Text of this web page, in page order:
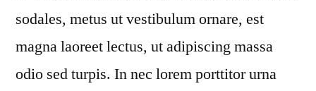
sodales, metus ut vestibulum ornare, est
magna laoreet lectus, ut adipiscing massa
odio sed turpis. In nec lorem porttitor urna